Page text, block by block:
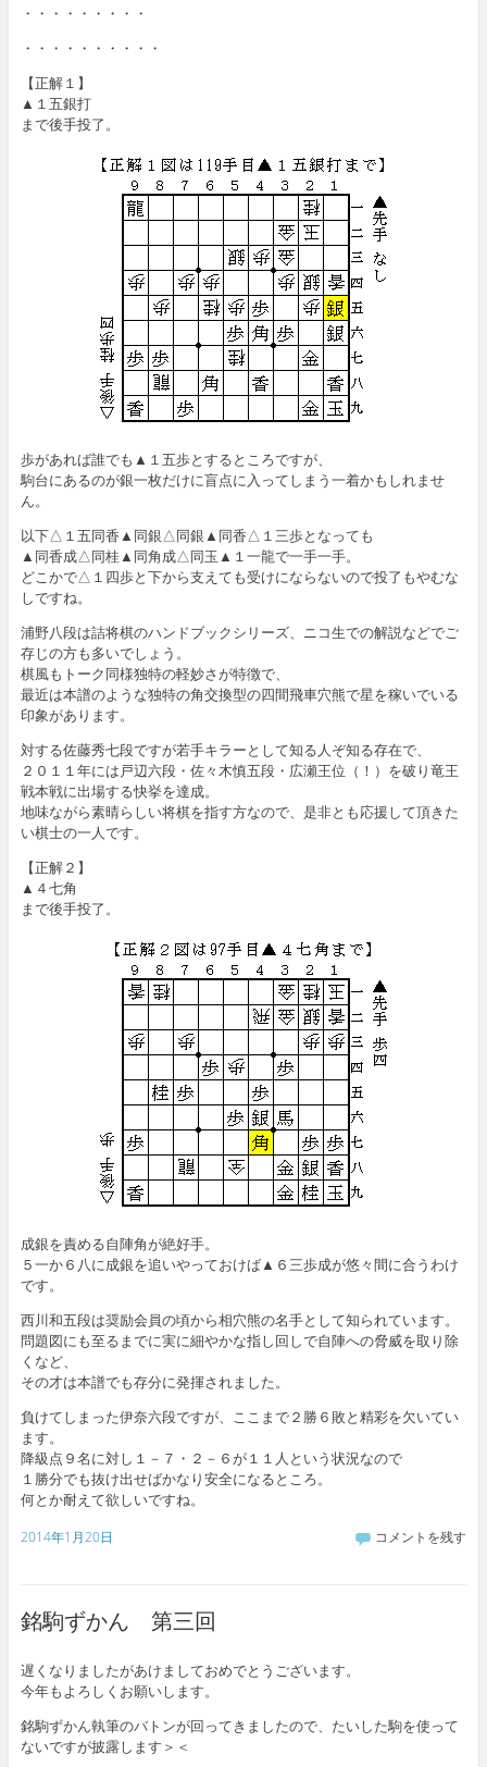
・・・・・・・・・
・・・・・・・・・・
【正解１】
▲１五銀打
まで後手投了。
歩があれば誰でも▲１五歩とするところですが、
駒台にあるのが銀一枚だけに盲点に入ってしまう一着かもしれませ
ん。
以下△１五同香▲同銀△同銀▲同香△１三歩となっても
▲同香成△同桂▲同角成△同玉▲１一龍で一手一手。
どこかで△１四歩と下から支えても受けにならないので投了もやむな
しですね。
浦野八段は詰将棋のハンドブックシリーズ、ニコ生での解説などでご
存じの方も多いでしょう。
棋風もトーク同様独特の軽妙さが特徴で、
最近は本譜のような独特の角交換型の四間飛車穴熊で星を稼いでいる
印象があります。
対する佐藤秀七段ですが若手キラーとして知る人ぞ知る存在で、
２０１１年には戸辺六段・佐々木慎五段・広瀬王位（！）を破り竜王
戦本戦に出場する快挙を達成。
地味ながら素晴らしい将棋を指す方なので、是非とも応援して頂きた
い棋士の一人です。
【正解２】
▲４七角
まで後手投了。
成銀を責める自陣角が絶好手。
５一か６八に成銀を追いやっておけば▲６三歩成が悠々間に合うわけ
です。
西川和五段は奨励会員の頃から相穴熊の名手として知られています。
問題図にも至るまでに実に細やかな指し回しで自陣への脅威を取り除
くなど、
その才は本譜でも存分に発揮されました。
負けてしまった伊奈六段ですが、ここまで２勝６敗と精彩を欠いてい
ます。
降級点９名に対し１－７・２－６が１１人という状況なので
１勝分でも抜け出せばかなり安全になるところ。
何とか耐えて欲しいですね。
2014年1月20日 コメントを残す
銘駒ずかん 第三回
遅くなりましたがあけましておめでとうございます。
今年もよろしくお願いします。
銘駒ずかん執筆のバトンが回ってきましたので、たいした駒を使って
ないですが披露します＞＜